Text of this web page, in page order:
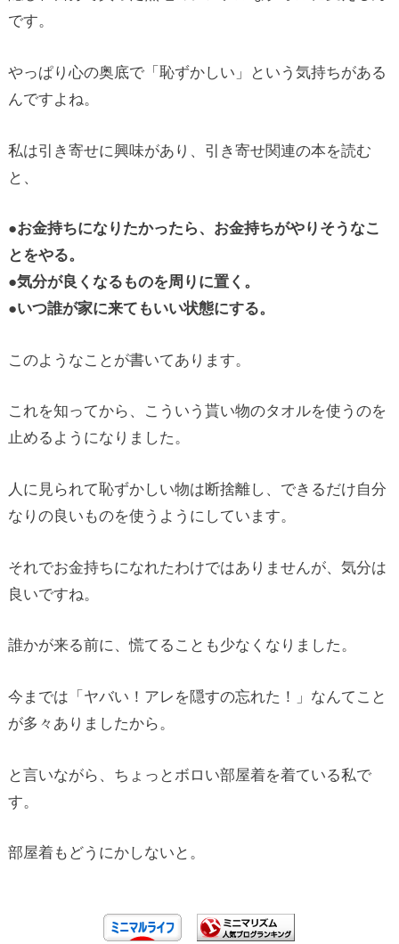
です。
やっぱり心の奥底で「恥ずかしい」という気持ちがある
んですよね。
私は引き寄せに興味があり、引き寄せ関連の本を読む
と、
●お金持ちになりたかったら、お金持ちがやりそうなこ
とをやる。
●気分が良くなるものを周りに置く。
●いつ誰が家に来てもいい状態にする。
このようなことが書いてあります。
これを知ってから、こういう貰い物のタオルを使うのを
止めるようになりました。
人に見られて恥ずかしい物は断捨離し、できるだけ自分
なりの良いものを使うようにしています。
それでお金持ちになれたわけではありませんが、気分は
良いですね。
誰かが来る前に、慌てることも少なくなりました。
今までは「ヤバい！アレを隠すの忘れた！」なんてこと
が多々ありましたから。
と言いながら、ちょっとボロい部屋着を着ている私で
す。
部屋着もどうにかしないと。